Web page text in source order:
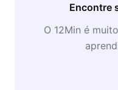
Encontre
O 12Min é